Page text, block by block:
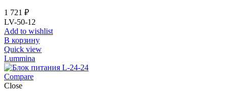
1 721 ₽
LV-50-12
Add to wishlist
В корзину
Quick view
Lummina
Compare
Close